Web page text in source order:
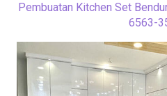
Pembuatan Kitchen Set
6563-